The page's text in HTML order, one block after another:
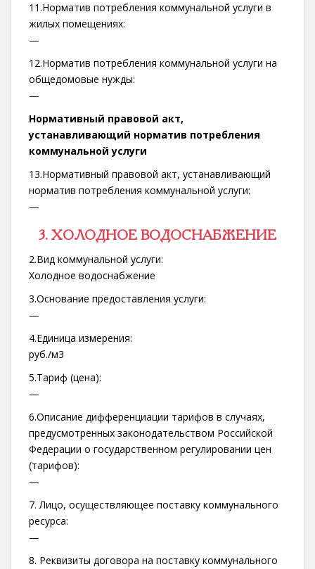
11.Норматив потребления коммунальной услуги в
жилых помещениях:
—
12.Норматив потребления коммунальной услуги на
общедомовые нужды:
—
Нормативный правовой акт,
устанавливающий норматив потребления
коммунальной услуги
13.Нормативный правовой акт, устанавливающий
норматив потребления коммунальной услуги:
—
3. ХОЛОДНОЕ ВОДОСНАБЖЕНИЕ
2.Вид коммунальной услуги:
Холодное водоснабжение
3.Основание предоставления услуги:
—
4.Единица измерения:
руб./м3
5.Тариф (цена):
—
6.Описание дифференциации тарифов в случаях,
предусмотренных законодательством Российской
Федерации о государственном регулировании цен
(тарифов):
—
7. Лицо, осуществляющее поставку коммунального
ресурса:
—
8. Реквизиты договора на поставку коммунального